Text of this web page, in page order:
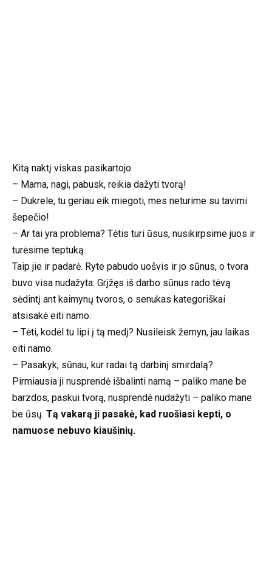
Kitą naktį viskas pasikartojo.
– Mama, nagi, pabusk, reikia dažyti tvorą!
– Dukrele, tu geriau eik miegoti, mes neturime su tavimi
šepečio!
– Ar tai yra problema? Tėtis turi ūsus, nusikirpsime juos ir
turėsime teptuką.
Taip jie ir padarė. Ryte pabudo uošvis ir jo sūnus, o tvora
buvo visa nudažyta. Grįžęs iš darbo sūnus rado tėvą
sėdintį ant kaimynų tvoros, o senukas kategoriškai
atsisakė eiti namo.
– Tėti, kodėl tu lipi į tą medį? Nusileisk žemyn, jau laikas
eiti namo.
– Pasakyk, sūnau, kur radai tą darbinį smirdalą?
Pirmiausia ji nusprendė išbalinti namą – paliko mane be
barzdos, paskui tvorą, nusprendė nudažyti – paliko mane
be ūsų. Tą vakarą ji pasakė, kad ruošiasi kepti, o
namuose nebuvo kiaušinių.